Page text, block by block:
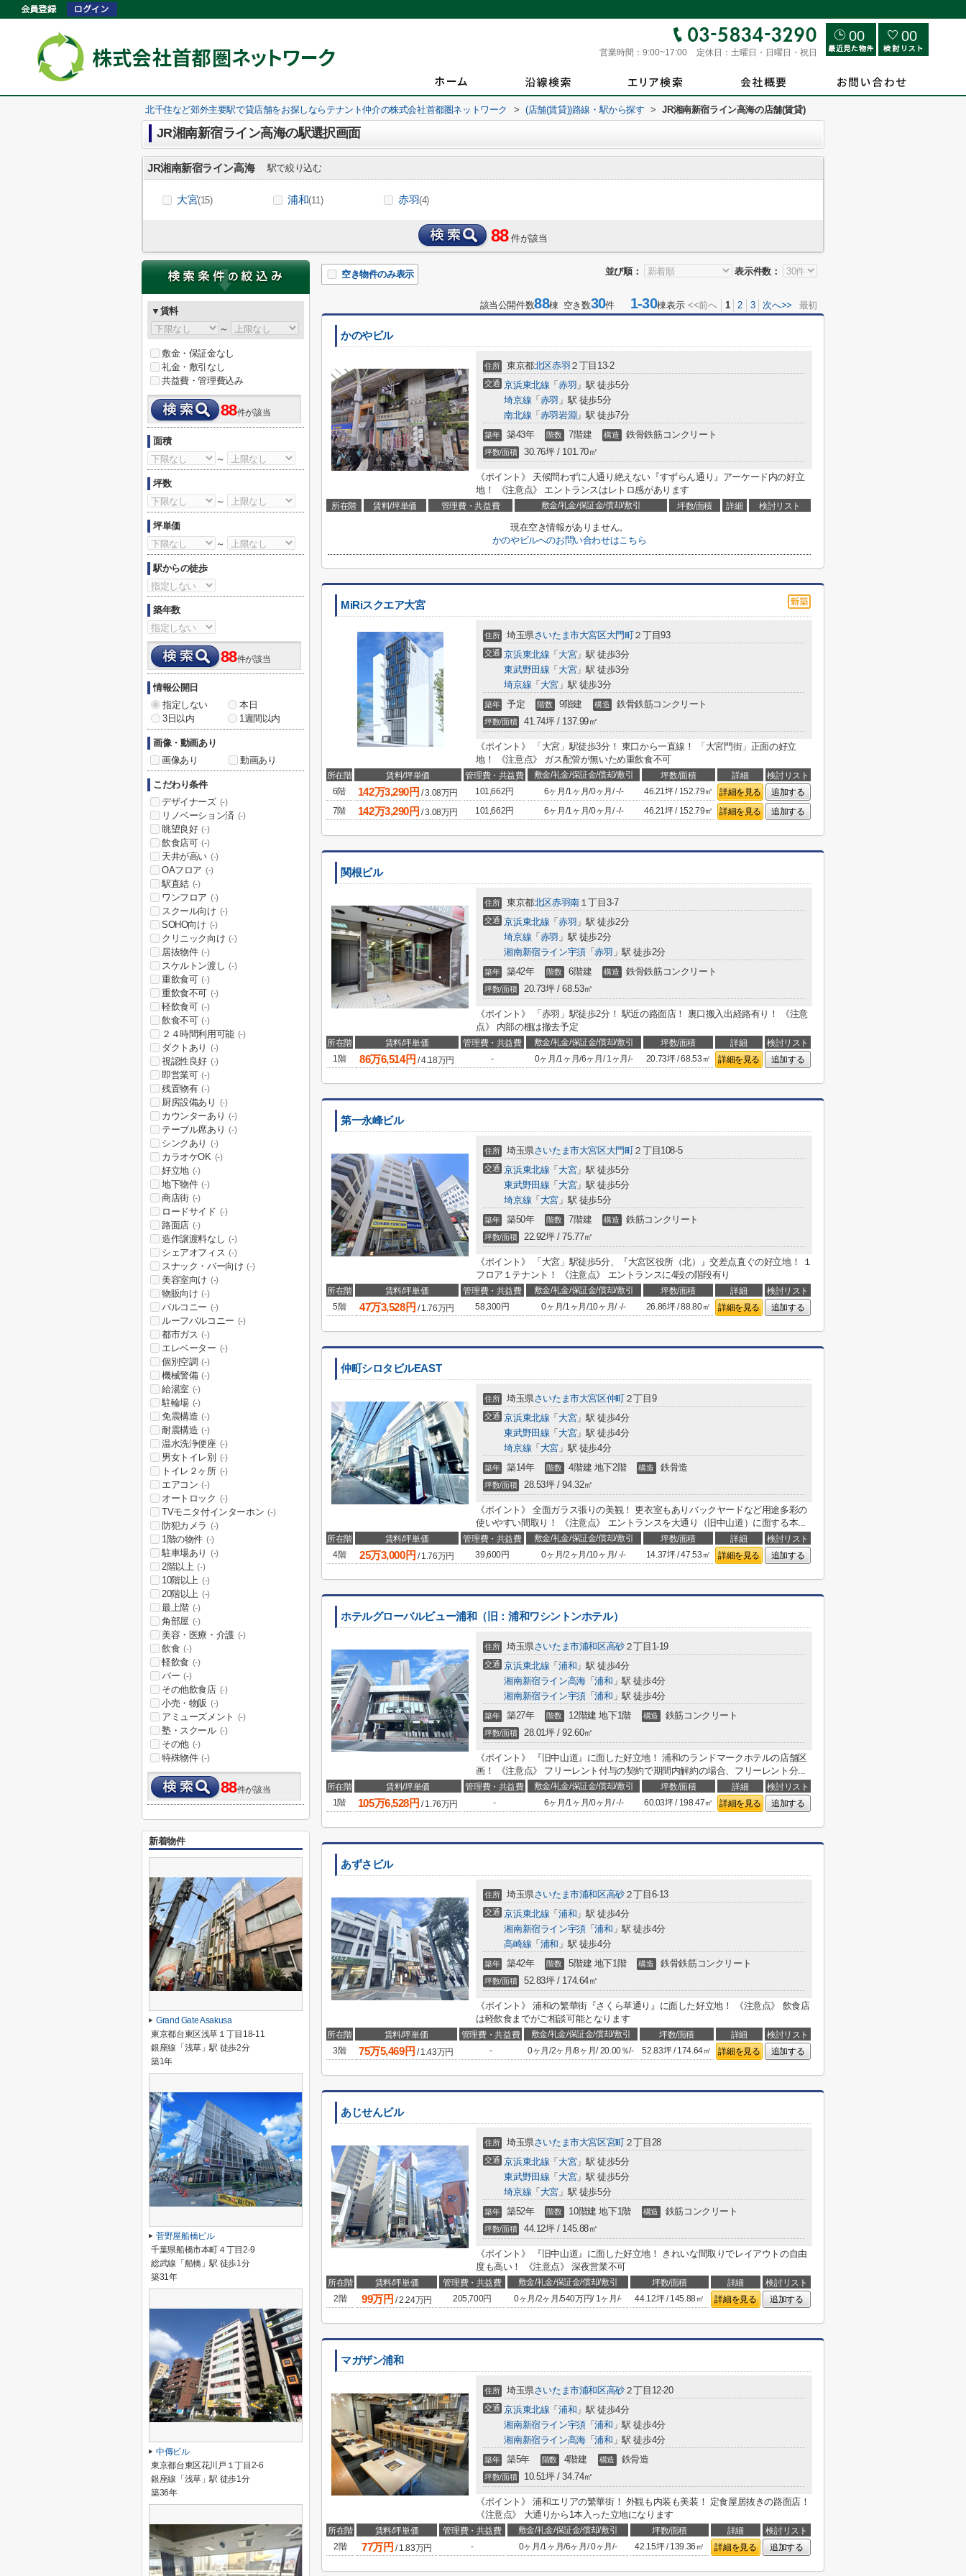
営業時間： 9:00~17:00 定休日： 土曜日・日曜日・祝日
00 00
北千住など郊外主要駅で貸店舗をお探しならテナント仲介の株式会社首都圏ネットワーク > (店舗(賃貸))路線・駅から探す > JR湘南新宿ライン高海の店舗(賃貸)
JR湘南新宿ライン高海の駅選択画面
JR湘南新宿ライン高海 駅で絞り込む
大宮(15) 浦和(11) 赤羽(4)
88 件が該当
並び順： 表示件数：
空き物件のみ表示
該当公開件数88棟 空き数30件 1-30棟表示 <<前へ 1 2 3 次へ>> 最初
かのやビル
住所 東京都北区赤羽 ２丁目13-2
交通 京浜東北線 「 赤羽 」駅 徒歩5分
埼京線 「 赤羽 」駅 徒歩5分
南北線 「 赤羽岩淵 」駅 徒歩7分
築年 築43年 階数 7階建 構造 鉄骨鉄筋コンクリート
坪数/面積 30.76坪 / 101.70㎡
《ポイント》 天候問わずに人通り絶えない『すずらん通り』アーケード内の好立
地！ 《注意点》 エントランスはレトロ感があります
所在階 賃料/坪単価 管理費・共益費 敷金/礼金/保証金/償却/敷引 坪数/面積 詳細 検討リスト
現在空き情報がありません。
かのやビルへのお問い合わせはこちら
MiRiスクエア大宮
住所 埼玉県さいたま市大宮区大門町２丁目93
交通 京浜東北線 「 大宮」駅 徒歩3分
東武野田線 「 大宮」駅 徒歩3分
埼京線 「 大宮 」駅 徒歩3分
築年 予定 階数 9階建 構造 鉄骨鉄筋コンクリート
坪数/面積 41.74坪 / 137.99㎡
《ポイント》 「大宮」駅徒歩3分！ 東口から一直線！ 「大宮門街」正面の好立
地！ 《注意点》 ガス配管が無いため重飲食不可
所在階 賃料/坪単価 管理費・共益費 敷金/礼金/保証金/償却/敷引 坪数/面積 詳細
検討リスト
6階
142万3,290円 /3.08万円 101,662円 6ヶ月 /1ヶ月/0ヶ月 /-/- 46.21坪 / 152.79㎡ 詳細を見る
追加する
7階
142万3,290円 /3.08万円 101,662円 6ヶ月 /1ヶ月/0ヶ月 /-/- 46.21坪 / 152.79㎡ 詳細を見る 追加する
関根ビル
住所 東京都北区赤羽南１丁目3-7
交通 京浜東北線 「 赤羽 」駅 徒歩2分
埼京線 「 赤羽 」駅 徒歩2分
湘南新宿ライン宇須「赤羽 」駅 徒歩2分
築年 築42年 階数 6階建 構造 鉄骨鉄筋コンクリート
坪数/面積 20.73坪 / 68.53㎡
《ポイント》 「赤羽」駅徒歩2分！ 駅近の路面店！ 裏口搬入出経路有り！ 《注意
点》 内部の棚は撤去予定
所在階 賃料/坪単価 管理費・共益費 敷金/礼金/保証金/償却/敷引 坪数/面積 詳細
検討リスト
1階
86万6,514円 /4.18万円 - 0ヶ月 /1ヶ月/6ヶ月 /1ヶ月/- 20.73坪 / 68.53㎡ 詳細を見る 追加する
第一永峰ビル
住所 埼玉県さいたま市大宮区大門町２丁目108-5
交通 京浜東北線 「 大宮」駅 徒歩5分
東武野田線 「 大宮」駅 徒歩5分
埼京線 「 大宮 」駅 徒歩5分
築年 築50年 階数 7階建 構造 鉄筋コンクリート
坪数/面積 22.92坪 / 75.77㎡
《ポイント》 「大宮」駅徒歩5分、『大宮区役所（北）』交差点直ぐの好立地！ １
フロア１テナント！ 《注意点》 エントランスに4段の階段有り
所在階 賃料/坪単価 管理費・共益費 敷金/礼金/保証金/償却/敷引 坪数/面積 詳細
検討リスト
5階
47万3,528円 /1.76万円 58,300円 0ヶ月/1ヶ月/10ヶ月/-/- 26.86坪 / 88.80㎡ 詳細を見る 追加する
仲町シロタビルEAST
住所 埼玉県さいたま市大宮区仲町２丁目9
交通 京浜東北線 「 大宮」駅 徒歩4分
東武野田線 「 大宮」駅 徒歩4分
埼京線 「 大宮 」駅 徒歩4分
築年 築14年 階数 4階建 地下2階 構造 鉄骨造
坪数/面積 28.53坪 / 94.32㎡
《ポイント》 全面ガラス張りの美観！ 更衣室もありバックヤードなど用途多彩の
使いやすい間取り！ 《注意点》 エントランスを大通り（旧中山道）に面する本...
所在階 賃料/坪単価 管理費・共益費 敷金/礼金/保証金/償却/敷引 坪数/面積 詳細
検討リスト
4階
25万3,000円 /1.76万円 39,600円 0ヶ月/2ヶ月/10ヶ月/-/- 14.37坪 / 47.53㎡ 詳細を見る 追加する
ホテルグローバルビュー浦和（旧：浦和ワシントンホテル）
住所 埼玉県さいたま市浦和区高砂２丁目1-19
交通 京浜東北線 「 浦和 」駅 徒歩4分
湘南新宿ライン高海「浦和 」駅 徒歩4分
湘南新宿ライン宇須「浦和 」駅 徒歩4分
築年 築27年 階数 12階建 地下1階 構造 鉄筋コンクリート
坪数/面積 28.01坪 / 92.60㎡
《ポイント》 『旧中山道』に面した好立地！ 浦和のランドマークホテルの店舗区
画！ 《注意点》 フリーレント付与の契約で期間内解約の場合、フリーレント分...
所在階 賃料/坪単価 管理費・共益費 敷金/礼金/保証金/償却/敷引 坪数/面積 詳細
検討リスト
1階
105万6,528円 /1.76万円 - 6ヶ月 /1ヶ月/0ヶ月 /-/- 60.03坪 / 198.47㎡ 詳細を見る 追加する
あずさビル
住所 埼玉県さいたま市浦和区高砂２丁目6-13
交通 京浜東北線 「 浦和 」駅 徒歩4分
湘南新宿ライン宇須「浦和 」駅 徒歩4分
高崎線 「 浦和 」駅 徒歩4分
築年 築42年 階数 5階建 地下1階 構造 鉄骨鉄筋コンクリート
坪数/面積 52.83坪 / 174.64㎡
《ポイント》 浦和の繁華街『さくら草通り』に面した好立地！ 《注意点》 飲食店
は軽飲食までがご相談可能となります
所在階 賃料/坪単価 管理費・共益費 敷金/礼金/保証金/償却/敷引 坪数/面積 詳細
検討リスト
3階
75万5,469円 /1.43万円 - 0ヶ月/2ヶ月 /8ヶ月/20.00％/- 52.83坪 / 174.64㎡ 詳細を見る 追加する
あじせんビル
住所 埼玉県さいたま市大宮区宮町２丁目28
交通 京浜東北線 「 大宮」駅 徒歩5分
東武野田線 「 大宮」駅 徒歩5分
埼京線 「 大宮 」駅 徒歩5分
築年 築52年 階数 10階建 地下1階 構造 鉄筋コンクリート
坪数/面積 44.12坪 / 145.88㎡
《ポイント》 『旧中山道』に面した好立地！ きれいな間取りでレイアウトの自由
度も高い！ 《注意点》 深夜営業不可
所在階 賃料/坪単価 管理費・共益費 敷金/礼金/保証金/償却/敷引 坪数/面積 詳細
検討リスト
2階
99万円 /2.24万円 205,700円 0ヶ月 /2ヶ月 /540万円/ 1ヶ月 /- 44.12坪 / 145.88㎡ 詳細を見る 追加する
マガザン浦和
住所 埼玉県さいたま市浦和区高砂２丁目12-20
交通 京浜東北線 「 浦和 」駅 徒歩4分
湘南新宿ライン宇須「浦和 」駅 徒歩4分
湘南新宿ライン高海「浦和 」駅 徒歩4分
築年 築5年 階数 4階建 構造 鉄骨造
坪数/面積 10.51坪 / 34.74㎡
《ポイント》 浦和エリアの繁華街！ 外観も内装も美装！ 定食屋居抜きの路面店！
《注意点》 大通りから1本入った立地になります
所在階 賃料/坪単価 管理費・共益費 敷金/礼金/保証金/償却/敷引 坪数/面積 詳細
検討リスト
2階
77万円 /1.83万円 - 0ヶ月 /1ヶ月/6ヶ月 /0ヶ月/- 42.15坪 / 139.36㎡ 詳細を見る 追加する
▼賃料
～
敷金・保証金なし
礼金・敷引なし
共益費・管理費込み
88件が該当
面積
～
坪数
～
坪単価
～
駅からの徒歩
築年数
88件が該当
情報公開日
指定しない
本日
3日以内
1週間以内
画像・動画あり
画像あり
動画あり
こだわり条件
デザイナーズ (-)
リノベーション済 (-)
眺望良好 (-)
飲食店可 (-)
天井が高い (-)
OAフロア (-)
駅直結 (-)
ワンフロア (-)
スクール向け (-)
SOHO向け (-)
クリニック向け (-)
居抜物件 (-)
スケルトン渡し (-)
重飲食可 (-)
重飲食不可 (-)
軽飲食可 (-)
飲食不可 (-)
２４時間利用可能 (-)
ダクトあり (-)
視認性良好 (-)
即営業可 (-)
残置物有 (-)
厨房設備あり (-)
カウンターあり (-)
テーブル席あり (-)
シンクあり (-)
カラオケOK (-)
好立地 (-)
地下物件 (-)
商店街 (-)
ロードサイド (-)
路面店 (-)
造作譲渡料なし (-)
シェアオフィス (-)
スナック・バー向け (-)
美容室向け (-)
物販向け (-)
バルコニー (-)
ルーフバルコニー (-)
都市ガス (-)
エレベーター (-)
個別空調 (-)
機械警備 (-)
給湯室 (-)
駐輪場 (-)
免震構造 (-)
耐震構造 (-)
温水洗浄便座 (-)
男女トイレ別 (-)
トイレ２ヶ所 (-)
エアコン (-)
オートロック (-)
TVモニタ付インターホン (-)
防犯カメラ (-)
1階の物件 (-)
駐車場あり (-)
2階以上 (-)
10階以上 (-)
20階以上 (-)
最上階 (-)
角部屋 (-)
美容・医療・介護 (-)
飲食 (-)
軽飲食 (-)
バー (-)
その他飲食店 (-)
小売・物販 (-)
アミューズメント (-)
塾・スクール (-)
その他 (-)
特殊物件 (-)
88件が該当
新着物件
Grand Gate Asakusa
東京都台東区浅草１丁目18-11
銀座線「浅草」駅 徒歩2分
築1年
菅野屋船橋ビル
千葉県船橋市本町４丁目2-9
総武線「船橋」駅 徒歩1分
築31年
中傳ビル
東京都台東区花川戸１丁目2-6
銀座線「浅草」駅 徒歩1分
築36年